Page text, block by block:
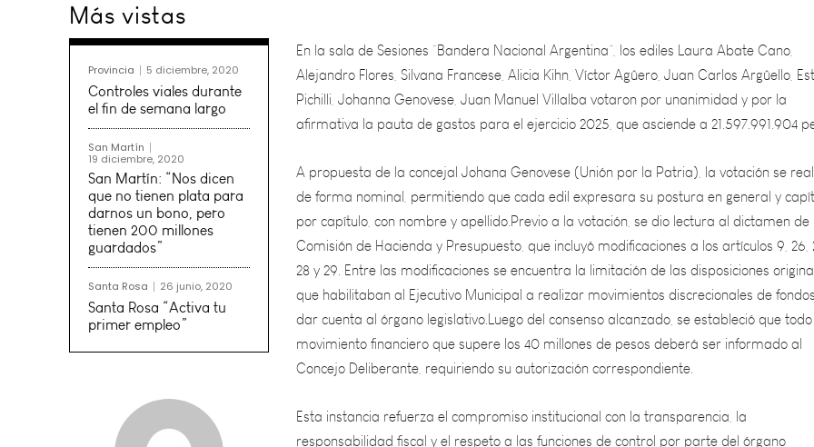
Más vistas
Provincia 5 diciembre, 2020
Controles viales durante
el fin de semana largo
San Martín
19 diciembre, 2020
San Martín: “Nos dicen
que no tienen plata para
darnos un bono, pero
tienen 200 millones
guardados”
Santa Rosa 26 junio, 2020
Santa Rosa “Activa tu
primer empleo”
Alejandro Flores, Silvana Francese, Alicia Kihn, Víctor Agûero, Juan Carlos Argûello, Estela
Pichilli, Johanna Genovese, Juan Manuel Villalba votaron por unanimidad y por la
afirmativa la pauta de gastos para el ejercicio 2025, que asciende a 21.597.991.904
A propuesta de la concejal Johana Genovese (Unión por la Patria), la votación se
de forma nominal, permitiendo que cada edil expresara su postura en general y
por capítulo, con nombre y apellido.Previo a la votación, se dio lectura al dictamen
Comisión de Hacienda y Presupuesto, que incluyó modificaciones a los artículos 9,
28 y 29. Entre las modificaciones se encuentra la limitación de las disposiciones
que habilitaban al Ejecutivo Municipal a realizar movimientos discrecionales de
dar cuenta al órgano legislativo.Luego del consenso alcanzado, se estableció que todo
movimiento financiero que supere los 40 millones de pesos deberá ser informado al
Concejo Deliberante, requiriendo su autorización correspondiente.
Esta instancia refuerza el compromiso institucional con la transparencia, la
responsabilidad fiscal y el respeto a las funciones de control por parte del órgano